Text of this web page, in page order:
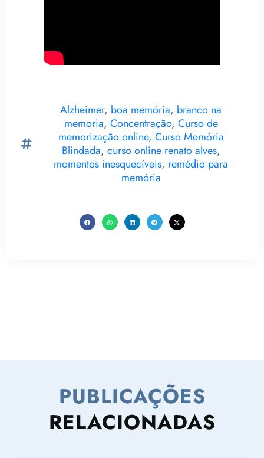
Alzheimer, boa memória, branco na
memoria, Concentração, Curso de
memorização online, Curso Memória
Blindada, curso online renato alves,
momentos inesquecíveis, remédio para
memória
PUBLICAÇÕES
RELACIONADAS